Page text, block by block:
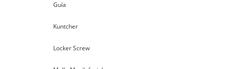
Guía
Kuntcher
Locker Screw